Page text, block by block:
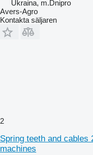
Ukraina, m.Dnipro
Avers-Agro
Kontakta säljaren
2
Spring teeth and
machines